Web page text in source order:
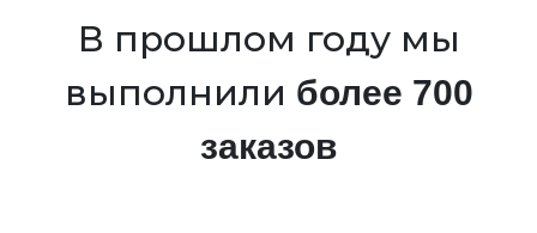
В прошлом году мы
выполнили более 700
заказов